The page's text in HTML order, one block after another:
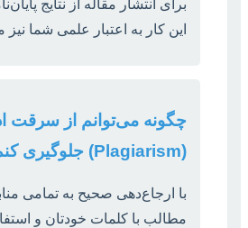
برای انتشار مقاله از نتایج
این کار به اعتبار علمی شما نیز
چگونه می‌توانم از سرقت
(Plagiarism) جلوگیری کنم؟
با ارجاع‌دهی صحیح به تمامی
مطالب با کلمات خودتان و